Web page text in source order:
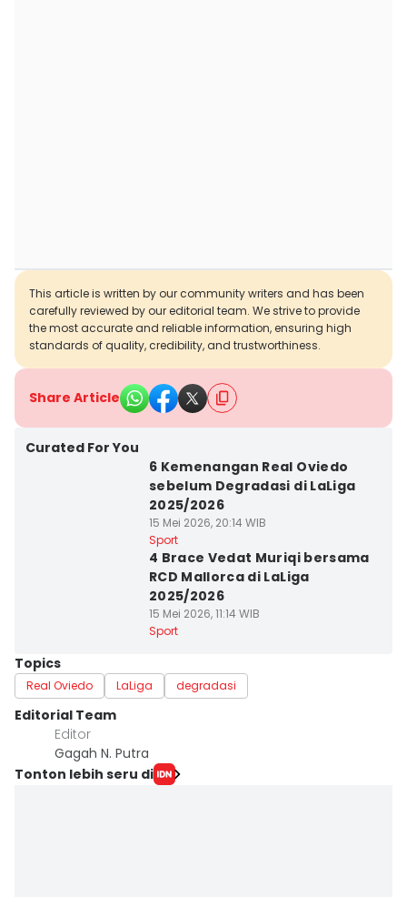
This article is written by our community writers and has been
carefully reviewed by our editorial team. We strive to provide
the most accurate and reliable information, ensuring high
standards of quality, credibility, and trustworthiness.
Share Article
Curated For You
6 Kemenangan Real Oviedo
sebelum Degradasi di LaLiga
2025/2026
15 Mei 2026, 20:14 WIB
Sport
4 Brace Vedat Muriqi bersama
RCD Mallorca di LaLiga
2025/2026
15 Mei 2026, 11:14 WIB
Sport
Topics
Real Oviedo LaLiga degradasi
Editorial Team
Editor
Gagah N. Putra
Tonton lebih seru di